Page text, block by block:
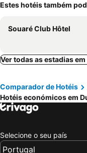
Estes hotéis também
Souaré Club Hôtel
Ver todas as estadias
Comparador de Hotéis
Hotéis económicos em
Selecione o seu país